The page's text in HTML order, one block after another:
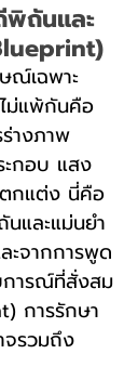
พิถันและ
ณ์เฉพาะ
ม่แพ้กันคือ
างภาพ
กอบ แสง
ตกแต่ง นี่คือ
และแม่นยำ
ะจากการพูด
การณ์ที่สั่งสม
การรักษา
รวมถึง